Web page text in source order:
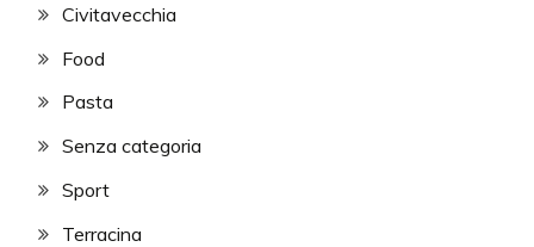
Civitavecchia
Food
Pasta
Senza categoria
Sport
Terracina